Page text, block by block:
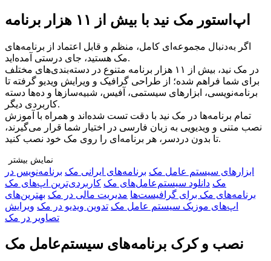
اپ‌استور مک نید با بیش از ۱۱ هزار برنامه
اگر به‌دنبال مجموعه‌ای کامل، منظم و قابل اعتماد از برنامه‌های
مک هستید، جای درستی آمده‌اید.
در مک نید، بیش از ۱۱ هزار برنامه متنوع در دسته‌بندی‌های مختلف
برای شما فراهم شده؛ از طراحی گرافیک و ویرایش ویدیو گرفته تا
برنامه‌نویسی، ابزارهای سیستمی، آفیس، شبیه‌سازها و ده‌ها دسته
کاربردی دیگر.
تمام برنامه‌ها در مک نید با دقت تست شده‌اند و همراه با آموزش
نصب متنی و ویدیویی به زبان فارسی در اختیار شما قرار می‌گیرند،
تا بدون دردسر، هر برنامه‌ای را روی مک خود نصب کنید.
چرا مک نید را انتخاب کنید؟
🔹 تنوع بی‌نظیر: دسترسی به هزاران برنامه در دسته‌بندی‌های
مختلف برای هر نوع نیاز
🔹 راهنمای نصب کامل: آموزش قدم‌به‌قدم متنی و ویدیویی برای هر
برنامه
🔹 پشتیبانی اختصاصی و نصب رایگان: اگر به مشکلی برخوردید، تیم
ما همراه شماست
نمایش بیشتر
ابزار‌های سیستم عامل مک برنامه‌های ایرانی مک برنامه‌نویس در
مک دانلود سیستم‌عامل‌های مک کاربردی‌ترین اپ‌های مک
برنامه‌های مک برای گرافیست‌ها مدیریت مالی در مک بهترین‌های
اپ‌های موزیک سیستم عامل مک تدوین ویدیو در مک ویرایش
تصاویر در مک
نصب و کرک برنامه‌های سیستم‌عامل مک